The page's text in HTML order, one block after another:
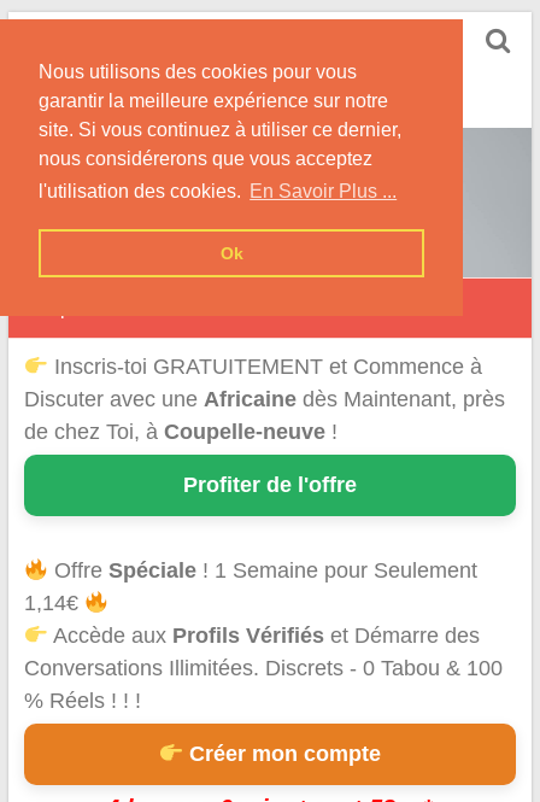
Nous utilisons des cookies pour vous
garantir la meilleure expérience sur notre
site. Si vous continuez à utiliser ce dernier,
nous considérerons que vous acceptez
l'utilisation des cookies. En Savoir Plus ...
Ok
Skip
content
Conseils et Infos pour la Rencontre d'une Belle
Africaine !
Inscris-toi GRATUITEMENT et Commence à
Discuter avec une Africainedès Maintenant, près
de chez Toi, à Coupelle-neuve!
Profiter de l'offre
OffreSpéciale ! 1 Semaine pour Seulement
1,14€
Accède aux Profils Vérifiés et Démarre des
Conversations Illimitées. Discrets - 0 Tabou & 100
% Réels ! ! !
Créer mon compte